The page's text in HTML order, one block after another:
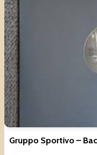
Gruppo Sportivo –